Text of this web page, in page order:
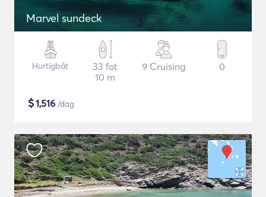
Marvel sundeck
Hurtigbåt
33 fot
10 m
9 Cruising 0
$1,516 /dag